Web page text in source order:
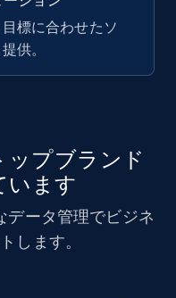
Date
and more.
Awg
rate,
Predicted lang,
標に合わせたソ
供。
ップブランド
います
データ管理でビジネ
します。